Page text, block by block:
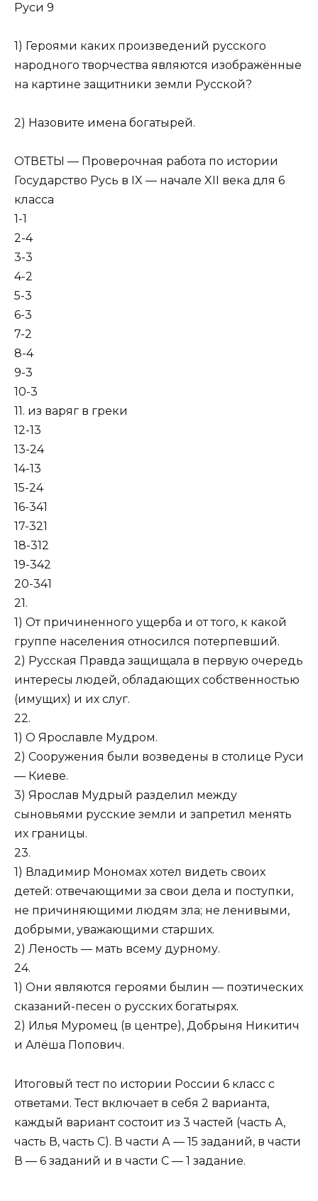
1) Героями каких произведений русского
народного творче­ства являются изображённые
на картине защитники зем­ли Русской?
2) Назовите имена богатырей.
ОТВЕТЫ — Проверочная работа по истории
Государство Русь в IX — начале XII века для 6
класса
1-1
2-4
3-3
4-2
5-3
6-3
7-2
8-4
9-3
10-3
11. из варяг в греки
12-13
13-24
14-13
15-24
16-341
17-321
18-312
19-342
20-341
21.
1) От причиненного ущерба и от того, к какой
группе населения отно­сился потерпевший.
2) Русская Правда защищала в первую очередь
интересы людей, об­ладающих собственностью
(имущих) и их слуг.
22.
1) О Ярославле Мудром.
2) Сооружения были возведены в столице Руси
— Киеве.
3) Ярослав Мудрый разделил между
сыновьями русские земли и за­претил менять
их границы.
23.
1) Владимир Мономах хотел видеть своих
детей: отвечающими за свои дела и поступки,
не причиняющими людям зла; не ленивыми,
добрыми, уважающими старших.
2) Леность — мать всему дурному.
24.
1) Они являются героями былин — поэтических
сказаний-песен о рус­ских богатырях.
2) Илья Муромец (в центре), Добрыня Никитич
и Алёша Попович.­
Итоговый тест по истории России 6 класс с
ответами. Тест включает в себя 2 варианта,
каждый вариант состоит из 3 частей (часть А,
часть В, часть С). В части А — 15 заданий, в части
В — 6 заданий и в части С — 1 задание.